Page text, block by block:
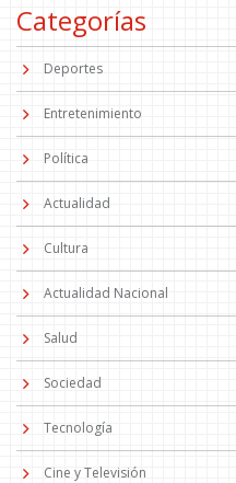
Categorías
Deportes
Entretenimiento
Política
Actualidad
Cultura
Actualidad Nacional
Salud
Sociedad
Tecnología
Cine y Televisión